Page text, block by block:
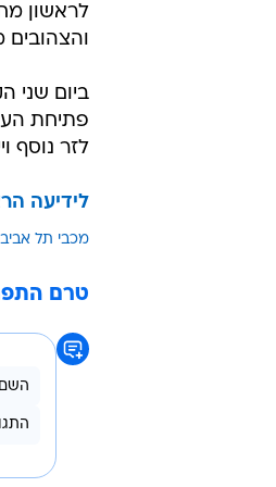
לראשון
והצהובים
ביום שני
פתיחת
לזר נוסף
לידיעה
מכבי תל
טרם